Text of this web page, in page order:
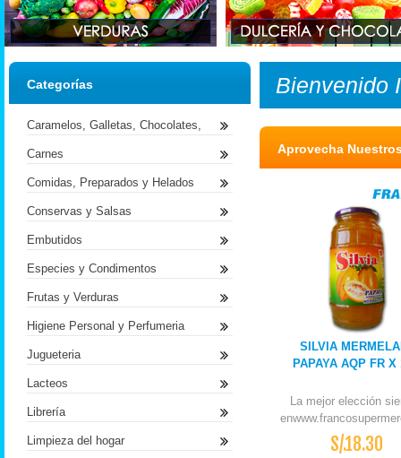
Bienvenido
Aprovecha
SILVIA
PAPAYA AQP FR X
La mejor elección
S/.18.30
Categorías
Caramelos, Galletas, Chocolates,
Carnes
Comidas, Preparados y Helados
Conservas y Salsas
Embutidos
Especies y Condimentos
Frutas y Verduras
Higiene Personal y Perfumeria
Jugueteria
Lacteos
Librería
Limpieza del hogar